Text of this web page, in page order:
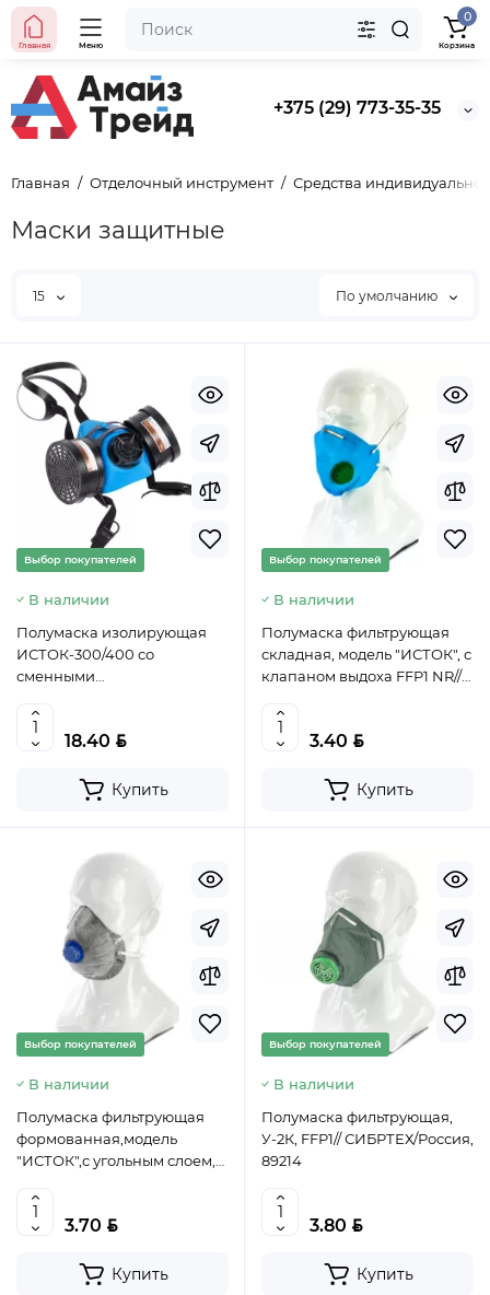
+375 (29) 773-35-35
Главная Меню
0
Корзина
Главная Отделочный инструмент Средства
Маски защитные
15 По умолчанию
Выбор покупателей
В наличии
Полумаска изолирующая
ИСТОК-300/400 со
сменными
фильтрами А1Р1// Россия,
89243718.40 BYN
Купить
Выбор покупателей
В наличии
Полумаска фильтрующая
складная, модель "ИСТОК", с
клапаном выдоха FFP1 NR//
3.40 BYN
Купить
Выбор покупателей
В наличии
Полумаска фильтрующая
формованная,модель
"ИСТОК",с угольным слоем,с
Россия, 892467
3.70 BYN
Купить
Выбор покупателей
В наличии
Полумаска фильтрующая,
У-2К, FFP1// СИБРТЕХ/Россия,
89214
3.80 BYN
Купить